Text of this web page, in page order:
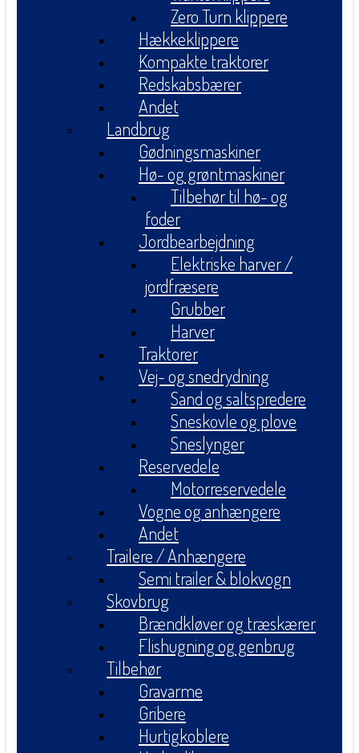
Zero Turn klippere
Hækkeklippere
Kompakte traktorer
Redskabsbærer
Andet
Landbrug
Gødningsmaskiner
Hø- og grøntmaskiner
Tilbehør til hø- og
foder
Jordbearbejdning
Elektriske harver /
jordfræsere
Grubber
Harver
Traktorer
Vej- og snedrydning
Sand og saltspredere
Sneskovle og plove
Sneslynger
Reservedele
Motorreservedele
Vogne og anhængere
Andet
Trailere / Anhængere
Semi trailer & blokvogn
Skovbrug
Brændkløver og træskærer
Flishugning og genbrug
Tilbehør
Gravarme
Gribere
Hurtigkoblere